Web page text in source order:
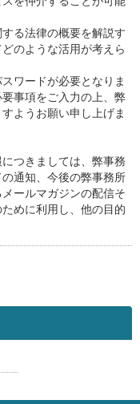
る法律の概要を解説す
のような活用が考えら
ワードが必要となりま
事項をご入力の上、弊
ようお願い申し上げま
つきましては、弊事務
通知、今後の弊事務所
ールマガジンの配信そ
めに利用し、他の目的